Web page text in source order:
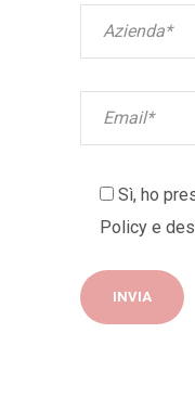
Sì, ho
Policy e